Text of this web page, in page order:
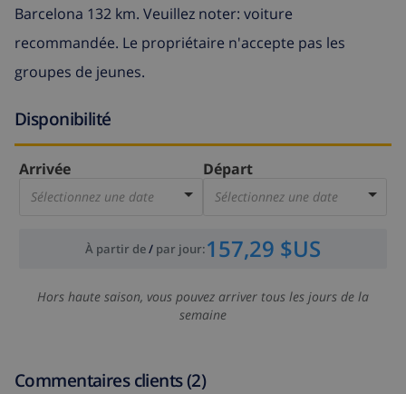
Barcelona 132 km. Veuillez noter: voiture
recommandée. Le propriétaire n'accepte pas les
groupes de jeunes.
Disponibilité
Arrivée
Sélectionnez une date
Départ
Sélectionnez une date
À partir de/ par jour:157,29 $US
Hors haute saison, vous pouvez arriver tous les jours de la
semaine
Commentaires clients (2)